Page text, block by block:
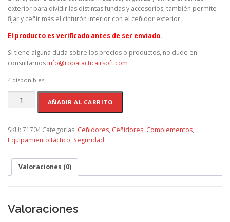
exterior para dividir las distintas fundas y accesorios, también permite
fijar y ceñir más el cinturón interior con el ceñidor exterior.
El producto es verificado antes de ser enviado.
Si tiene alguna duda sobre los precios o productos, no dude en
consultarnos info@ropatacticairsoft.com
4 disponibles
SEPARADOR
CORCHETE
NEGRO
AÑADIR AL CARRITO
SKU: 71704 Categorías: Ceñidores, Ceñidores, Complementos,
Equipamiento táctico, Seguridad
Valoraciones (0)
Valoraciones